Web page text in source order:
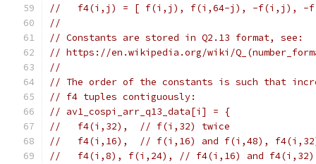
//   f4(i,j) = [ f(i,j), f(i,64-j), -f(i,j), -
//
// Constants are stored in Q2.13 format, see:
// https://en.wikipedia.org/wiki/
//
// The order of the constants is such that
// f4 tuples contiguously:
// av1_cospi_arr_q13_data[i] = {
//   f4(i,32),  // f(i,32) twice
//   f4(i,16),  // f(i,16) and f(i,48), f4(i,32)
//   f4(i,8), f(i,24), // f4(i,16) and f4(i,32)